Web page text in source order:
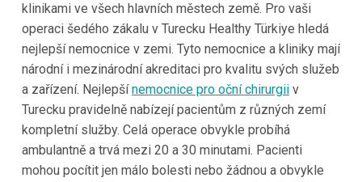
klinikami ve všech hlavních městech země. Pro vaši
operaci šedého zákalu v Turecku Healthy Türkiye hledá
nejlepší nemocnice v zemi. Tyto nemocnice a kliniky mají
národní i mezinárodní akreditaci pro kvalitu svých služeb
a zařízení. Nejlepšínemocnice pro oční chirurgiiv
Turecku pravidelně nabízejí pacientům z různých zemí
kompletní služby. Celá operace obvykle probíhá
ambulantně a trvá mezi 20 a 30 minutami. Pacienti
mohou pocítit jen málo bolesti nebo žádnou a obvykle